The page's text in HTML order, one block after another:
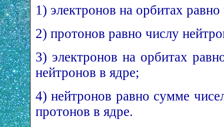
1) электронов на орбитах
2) протонов равно числу
3) электронов на орбитах
нейтронов в ядре;
4) нейтронов равно сумме
протонов в ядре.